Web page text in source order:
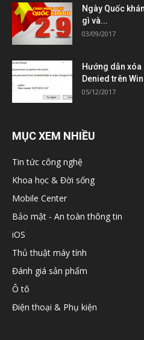
Ngày Quốc
gì và...
03/09/2017
Hướng dẫn
Denied trên
05/12/2017
MỤC XEM NHIỀU
Tin tức công nghệ
Khoa học & Đời sống
Mobile Center
Bảo mật - An toàn thông tin
iOS
Thủ thuật máy tính
Đánh giá sản phẩm
Ô tô
Điện thoại & Phụ kiện